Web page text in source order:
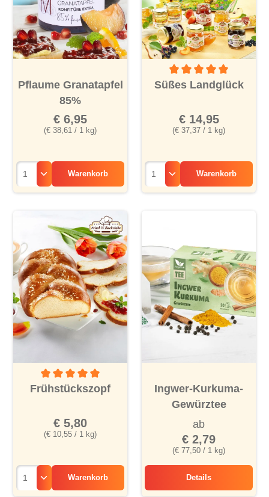
Pflaume Granatapfel
85%
(€ 38,61 / 1 kg)
€ 6,95
Warenkorb
Durchschnittliche
Süßes Landglück
(€ 37,37 / 1 kg)
€ 14,95
Warenkorb
Durchschnittliche Bewertung von 5 von 5 Sternen
Frühstückszopf
(€ 10,55 / 1 kg)
€ 5,80
Warenkorb
Ingwer-Kurkuma-
Gewürztee
(€ 77,50 / 1 kg)
ab
€ 2,79
Details
Ingwer-Kurkuma-